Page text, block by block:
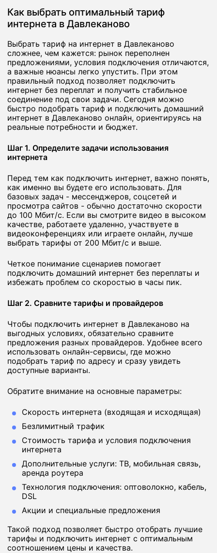
Как выбрать оптимальный тариф
интернета в Давлеканово
Выбрать тариф на интернет в Давлеканово
сложнее, чем кажется: рынок переполнен
предложениями, условия подключения отличаются,
а важные нюансы легко упустить. При этом
правильный подход позволяет подключить
интернет без переплат и получить стабильное
соединение под свои задачи. Сегодня можно
быстро подобрать тариф и подключить домашний
интернет в Давлеканово онлайн, ориентируясь на
реальные потребности и бюджет.
Шаг 1. Определите задачи использования
интернета
Перед тем как подключить интернет, важно понять,
как именно вы будете его использовать. Для
базовых задач - мессенджеров, соцсетей и
просмотра сайтов - обычно достаточно скорости
до 100 Мбит/с. Если вы смотрите видео в высоком
качестве, работаете удаленно, участвуете в
видеоконференциях или играете онлайн, лучше
выбрать тарифы от 200 Мбит/с и выше.
Четкое понимание сценариев помогает
подключить домашний интернет без переплаты и
избежать проблем со скоростью в часы пик.
Шаг 2. Сравните тарифы и провайдеров
Чтобы подключить интернет в Давлеканово на
выгодных условиях, обязательно сравните
предложения разных провайдеров. Удобнее всего
использовать онлайн-сервисы, где можно
подобрать тариф по адресу и сразу увидеть
доступные варианты.
Обратите внимание на основные параметры:
Скорость интернета (входящая и исходящая)
Безлимитный трафик
Стоимость тарифа и условия подключения
интернета
Дополнительные услуги: ТВ, мобильная связь,
аренда роутера
Технология подключения: оптоволокно, кабель,
DSL
Акции и специальные предложения
Такой подход позволяет быстро отобрать лучшие
тарифы и подключить интернет с оптимальным
соотношением цены и качества.